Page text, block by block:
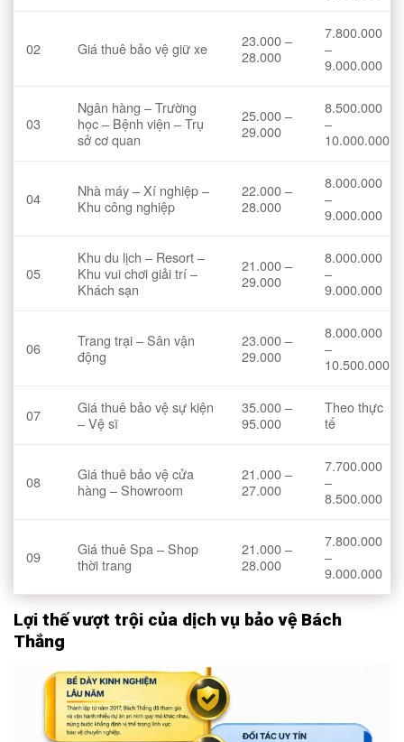
02 Giá thuê bảo vệ giữ xe
23.000 –
28.000
7.800.000
–
9.000.000
03
Ngân hàng – Trường
học – Bệnh viện – Trụ
sở cơ quan
25.000 –
29.000
8.500.000
–
10.000.000
04
Nhà máy – Xí nghiệp –
Khu công nghiệp
22.000 –
28.000
8.000.000
–
9.000.000
05
Khu du lịch – Resort –
Khu vui chơi giải trí –
Khách sạn
21.000 –
29.000
8.000.000
–
9.000.000
06
Trang trại – Sân vận
động
23.000 –
29.000
8.000.000
–
10.500.000
07
Giá thuê bảo vệ sự kiện
– Vệ sĩ
35.000 –
95.000
Theo thực
tế
08
Giá thuê bảo vệ cửa
hàng – Showroom
21.000 –
27.000
7.700.000
–
8.500.000
09
Giá thuê Spa – Shop
thời trang
21.000 –
28.000
7.800.000
–
9.000.000
Lợi thế vượt trội của dịch vụ bảo vệ Bách
Thắng